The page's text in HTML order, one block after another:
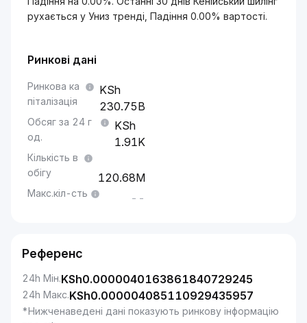
рухається у Униз тренді, Падіння 0.00% вартості.
Ринкові дані
Ринкова ка
піталізація
230.75B
Обсяг за 24 г
од.
1.91K
Кількість в
обігу
120.68M
Макс.кіл-сть --
Референс
24h Мін.KSh0.0000040163861840729245
24h Макс.KSh0.000004085110929435957
*Нижченаведені дані показують ринкову інформацію